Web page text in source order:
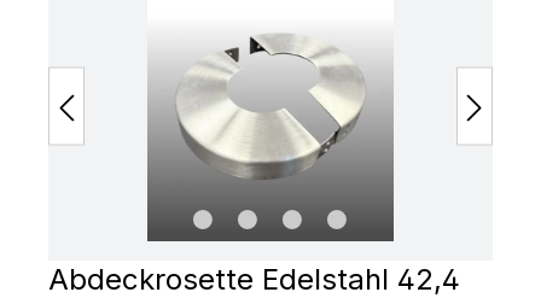
Abdeckrosette Edelstahl 42,4